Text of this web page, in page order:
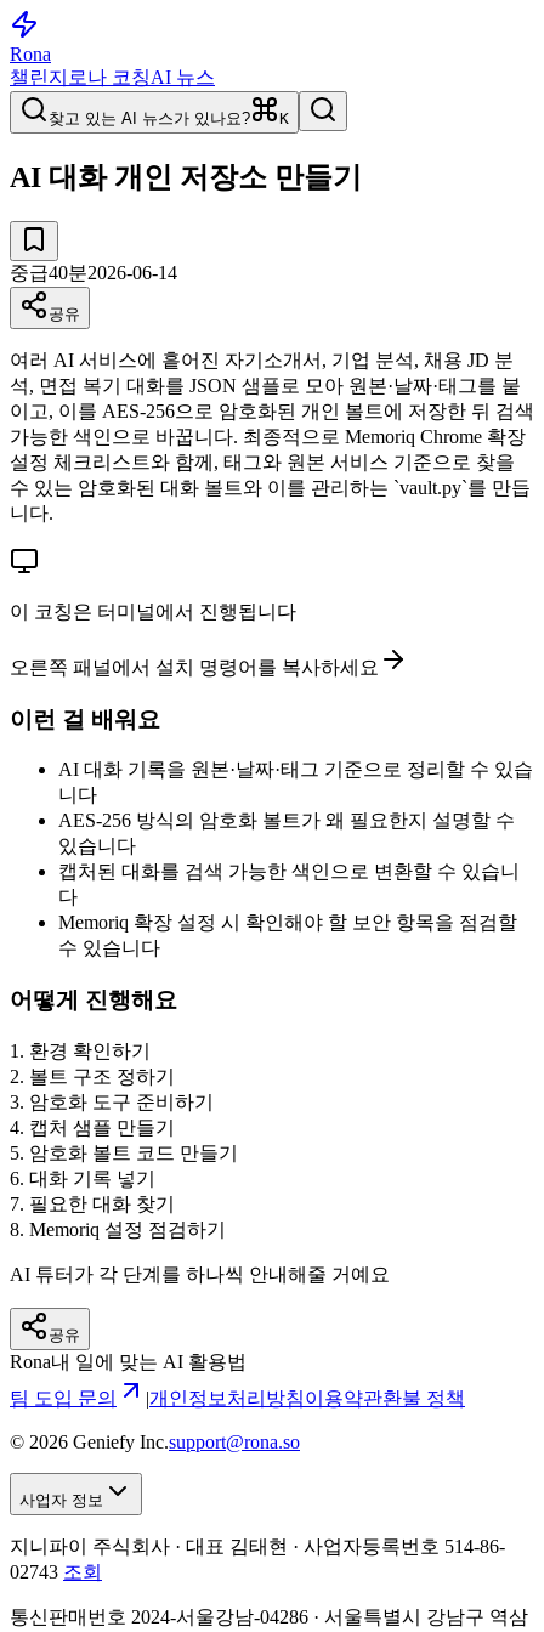
Rona
챌린지 로나 코칭AI 뉴스
찾고 있는 AI 뉴스가 있나요? K
AI 대화 개인 저장소 만들기
중급40분2026-06-14
공유
여러 AI 서비스에 흩어진 자기소개서, 기업 분석, 채용 JD 분
석, 면접 복기 대화를 JSON 샘플로 모아 원본·날짜·태그를 붙
이고, 이를 AES-256으로 암호화된 개인 볼트에 저장한 뒤 검색
가능한 색인으로 바꿉니다. 최종적으로 Memoriq Chrome 확장
설정 체크리스트와 함께, 태그와 원본 서비스 기준으로 찾을
수 있는 암호화된 대화 볼트와 이를 관리하는 `vault.py`를 만듭
니다.
이 코칭은 터미널에서 진행됩니다
오른쪽 패널에서 설치 명령어를 복사하세요
이런 걸 배워요
AI 대화 기록을 원본·날짜·태그 기준으로 정리할 수 있습
니다
AES-256 방식의 암호화 볼트가 왜 필요한지 설명할 수
있습니다
캡처된 대화를 검색 가능한 색인으로 변환할 수 있습니
다
Memoriq 확장 설정 시 확인해야 할 보안 항목을 점검할
수 있습니다
어떻게 진행해요
1 . 환경 확인하기
2. 볼트 구조 정하기
3. 암호화 도구 준비하기
4. 캡처 샘플 만들기
5. 암호화 볼트 코드 만들기
6. 대화 기록 넣기
7. 필요한 대화 찾기
8. Memoriq 설정 점검하기
AI 튜터가 각 단계를 하나씩 안내해줄 거예요
공유
Rona내 일에 맞는 AI 활용법
팀 도입 문의
|개인정보처리방침이용약관환불 정책
© 2026 Geniefy Inc.support@rona.so
사업자 정보
지니파이 주식회사 · 대표 김태현 · 사업자등록번호 514-86-
02743 조회
통신판매번호 2024-서울강남-04286 · 서울특별시 강남구 역삼